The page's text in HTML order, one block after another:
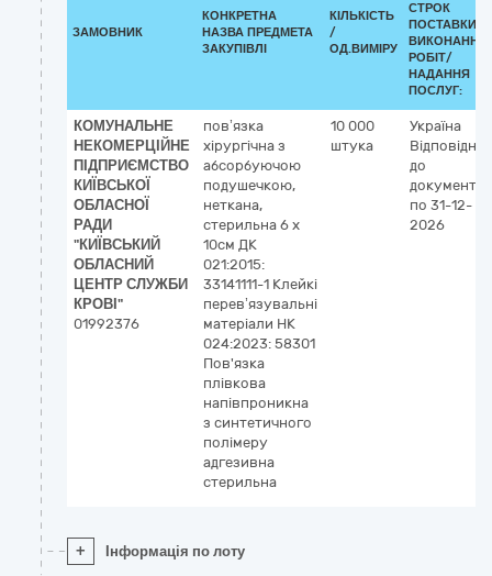
ЗАМОВНИК
КОНКРЕТНА
НАЗВА ПРЕДМЕТА
ЗАКУПІВЛІ
КІЛЬКІСТЬ
/
ОД.ВИМІРУ
СТРОК
ПОСТАВКИ/
ВИКОНАННЯ
РОБІТ/
НАДАННЯ
ПОСЛУГ:
КОМУНАЛЬНЕ
НЕКОМЕРЦІЙНЕ
ПІДПРИЄМСТВО
КИЇВСЬКОЇ
ОБЛАСНОЇ
РАДИ
"КИЇВСЬКИЙ
ОБЛАСНИЙ
ЦЕНТР СЛУЖБИ
КРОВІ"
01992376
пов’язка
хірургічна з
абсорбуючою
подушечкою,
неткана,
стерильна 6 x
10см ДК
021:2015:
33141111-1 Клейкі
перев’язувальні
матеріали НК
024:2023: 58301
Пов'язка
плівкова
напівпроникна
з синтетичного
полімеру
адгезивна
стерильна
10 000
штука
Україна
Відповідно
до
по 31-12-
2026
+ Інформація по лоту